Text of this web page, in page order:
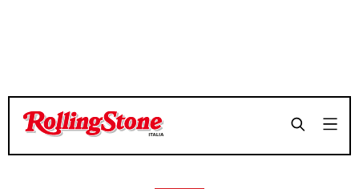
TEMPO DI LETTURA 6 MINUTI SHARE
TEMPO DI LETTURA 6 MINUTI SHARE